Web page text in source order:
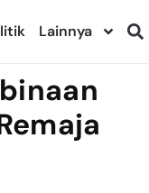
Lainnya